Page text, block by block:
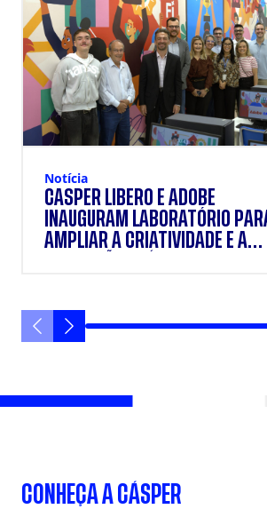
Notícia
CÁSPER LÍBERO E ADOBE
INAUGURAM LABORATÓRIO
AMPLIAR A CRIATIVIDADE E A
CONHEÇA A CÁSPER